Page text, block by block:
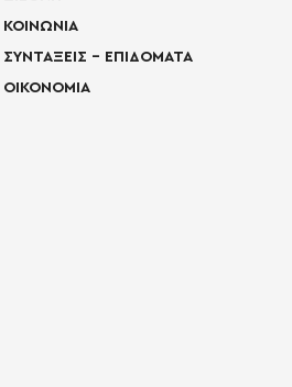
ΚΟΙΝΩΝΙΑ
ΣΥΝΤΑΞΕΙΣ – ΕΠΙΔΟΜΑΤΑ
ΟΙΚΟΝΟΜΙΑ